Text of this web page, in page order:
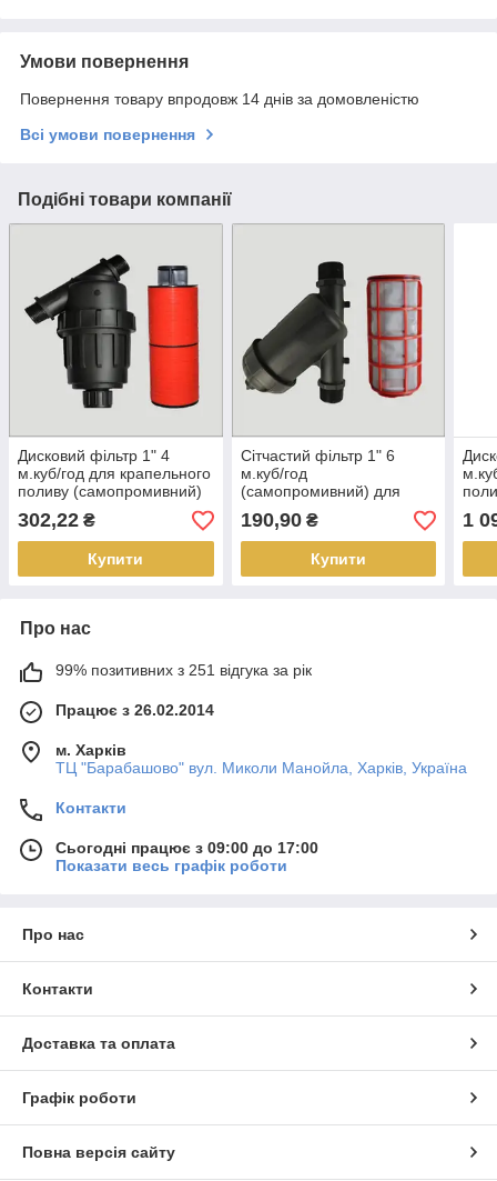
Умови повернення
Повернення товару впродовж 14 днів за домовленістю
Всі умови повернення
Подібні товари компанії
Дисковий фільтр 1" 4
м.куб/год для крапельного
поливу (самопромивний)
302,22 ₴
Купити
Сітчастий фільтр 1" 6
м.куб/год
(самопромивний) для
крапельного поливу
190,90₴
Купити
1
Про нас
99% позитивних з 251 відгука за рік
Працює з 26.02.2014
м. Харків
ТЦ "Барабашово" вул. Миколи Манойла, Харків, Україна
Контакти
Сьогодні працює з 09:00 до 17:00
Показати весь графік роботи
Про нас
Контакти
Доставка та оплата
Графік роботи
Повна версія сайту